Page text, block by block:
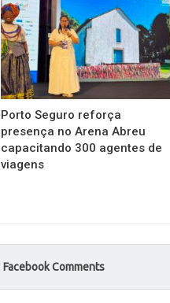
Porto Seguro reforça
presença no Arena Abreu
capacitando 300 agentes de
viagens
Facebook Comments